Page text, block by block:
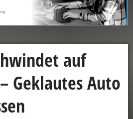
auf
Geklautes Auto